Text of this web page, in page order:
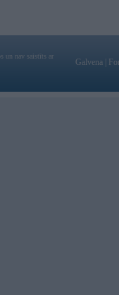
un nav saistīts ar
Galvena